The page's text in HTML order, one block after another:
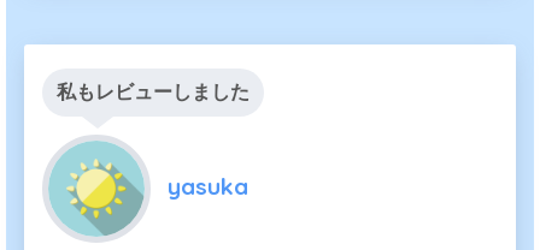
私もレビューしました
yasuka